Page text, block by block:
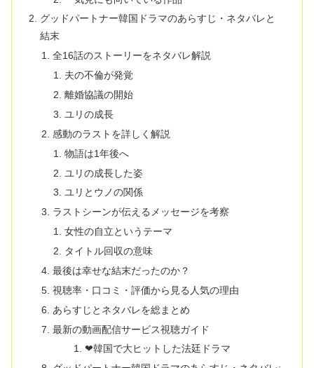
グッドパートナー韓国ドラマのあらすじ・ネタバレと
結末
全16話のストーリーをネタバレ解説
夫の不倫が発覚
離婚協議の開始
ユリの成長
感動のラストを詳しく解説
物語は1年後へ
ユリの成長した姿
ユリとウノの関係
ラストシーンが伝えるメッセージを考察
女性の自立というテーマ
タイトル回収の意味
最後は幸せな結末だったのか？
視聴率・口コミ・評価から見る人気の理由
あらすじとネタバレを総まとめ
最新の動画配信サービス視聴ガイド
❤韓国で大ヒットした法廷ドラマ